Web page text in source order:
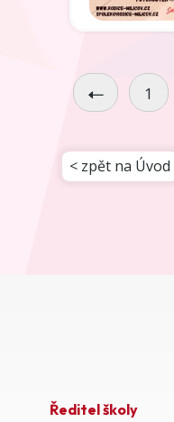
1
< zpět na Úvod
Ředitel školy